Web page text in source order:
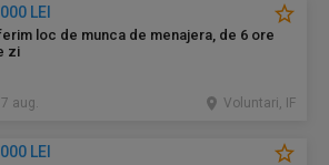
LEI
loc de munca de menajera, de 6 ore
zi
7 aug. Voluntari, IF
LEI